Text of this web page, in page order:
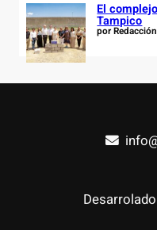
El
Tampico
por Redacción